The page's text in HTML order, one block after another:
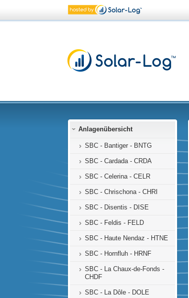
Anlagenübersicht
SBC - Bantiger - BNTG
SBC - Cardada - CRDA
SBC - Celerina - CELR
SBC - Chrischona - CHRI
SBC - Disentis - DISE
SBC - Feldis - FELD
SBC - Haute Nendaz - HTNE
SBC - Hornfluh - HRNF
SBC - La Chaux-de-Fonds -
CHDF
SBC - La Dôle - DOLE